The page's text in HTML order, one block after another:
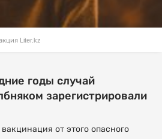
Liter.kz
годы случай
зарегистрировали
от этого опасного